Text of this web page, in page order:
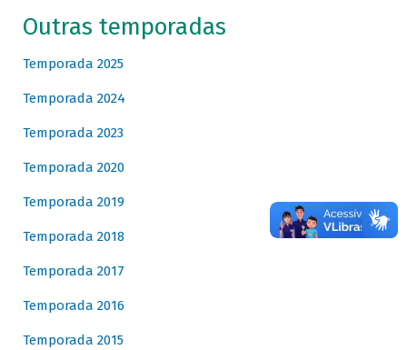
Outras temporadas
Temporada 2025
Temporada 2024
Temporada 2023
Temporada 2020
Temporada 2019
Temporada 2018
Temporada 2017
Temporada 2016
Temporada 2015